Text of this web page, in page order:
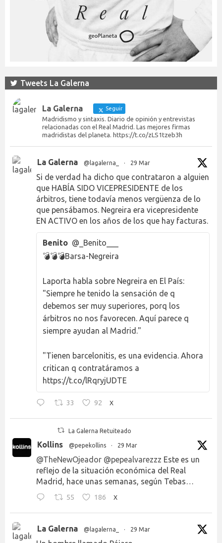
Tweets La Galerna
La Galerna Seguir
Madridismo y sintaxis. Diario de opinión y entrevistas
relacionadas con el Real Madrid. Las mejores firmas
madridistas del planeta. https://t.co/zLS1tzeb3h
La Galerna @lagalerna_ · 29 Mar
Si de verdad ha dicho que contrataron a alguien
que HABÍA SIDO VICEPRESIDENTE de los
árbitros, tiene todavía menos vergüenza de lo
que pensábamos. Negreira era vicepresidente
EN ACTIVO en los años de los que hay facturas.
Benito @_Benito___
💣💣💣Barsa-Negreira
Laporta habla sobre Negreira en El País:
"Siempre he tenido la sensación de q
debemos ser muy superiores, porq los
árbitros no nos favorecen. Aquí parece q
siempre ayudan al Madrid."
"Tienen barcelonitis, es una evidencia. Ahora
critican q contratáramos a
https://t.co/lRqryjUDTE
33 92 X
La Galerna Retuiteado
Kollins @pepekollins · 29 Mar
@TheNewOjeador @pepealvarezzz Este es un
reflejo de la situación económica del Real
Madrid, hace unas semanas, según Tebas…
55 186 X
La Galerna @lagalerna_ · 29 Mar